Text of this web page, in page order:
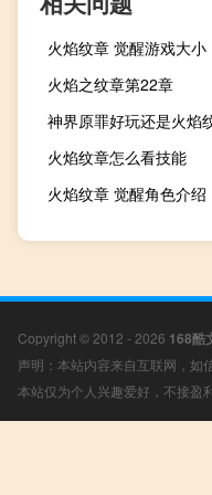
火焰纹章 觉醒游戏大小
火焰之纹章第22章
神界原罪好玩还是火焰
火焰纹章怎么看技能
火焰纹章 觉醒角色介绍
Copyright © 2012 - 2026 168酷
声明：本站内容来自互联网，如
本站仅为个人兴趣爱好，不接盈